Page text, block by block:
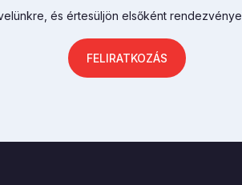
és értesüljön elsőként
FELIRATKOZÁS